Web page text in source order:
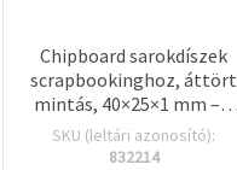
Chipboard sarokdíszek
scrapbookinghoz, áttört
mintás, 40×25×1 mm – 4
db
SKU (leltári azonosító):
832214